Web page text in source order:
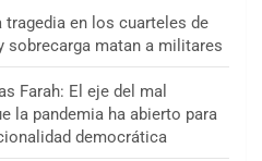
tragedia en los cuarteles de
sobrecarga matan a militares
Farah: El eje del mal
la pandemia ha abierto para
democrática